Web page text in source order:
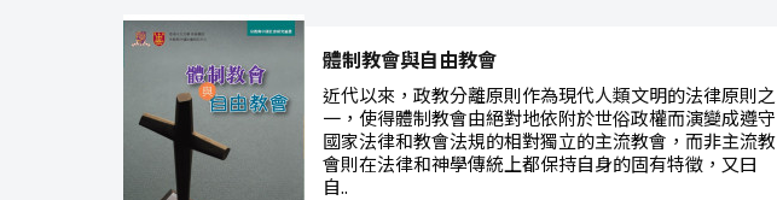
體制教會與自由教會
近代以來，政教分離原則作為現代人類文明的法律原則之
一，使得體制教會由絕對地依附於世俗政權而演變成遵守
國家法律和教會法規的相對獨立的主流教會，而非主流教
會則在法律和神學傳統上都保持自身的固有特徵，又曰
自..